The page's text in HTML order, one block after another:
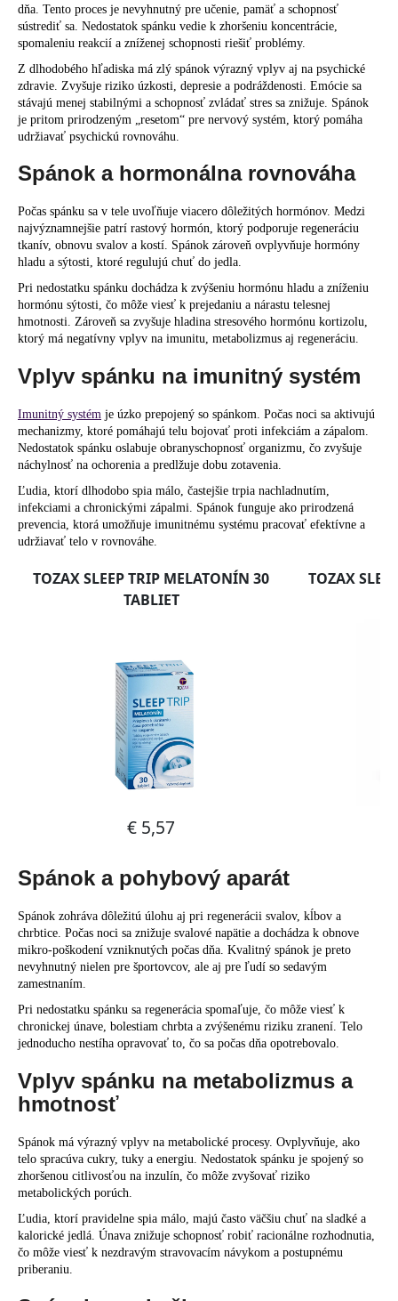
dňa. Tento proces je nevyhnutný pre učenie, pamäť a schopnosť
sústrediť sa. Nedostatok spánku vedie k zhoršeniu koncentrácie,
spomaleniu reakcií a zníženej schopnosti riešiť problémy.
Z dlhodobého hľadiska má zlý spánok výrazný vplyv aj na psychické
zdravie. Zvyšuje riziko úzkosti, depresie a podráždenosti. Emócie sa
stávajú menej stabilnými a schopnosť zvládať stres sa znižuje. Spánok
je pritom prirodzeným „resetom“ pre nervový systém, ktorý pomáha
udržiavať psychickú rovnováhu.
Spánok a hormonálna rovnováha
Počas spánku sa v tele uvoľňuje viacero dôležitých hormónov. Medzi
najvýznamnejšie patrí rastový hormón, ktorý podporuje regeneráciu
tkanív, obnovu svalov a kostí. Spánok zároveň ovplyvňuje hormóny
hladu a sýtosti, ktoré regulujú chuť do jedla.
Pri nedostatku spánku dochádza k zvýšeniu hormónu hladu a zníženiu
hormónu sýtosti, čo môže viesť k prejedaniu a nárastu telesnej
hmotnosti. Zároveň sa zvyšuje hladina stresového hormónu kortizolu,
ktorý má negatívny vplyv na imunitu, metabolizmus aj regeneráciu.
Vplyv spánku na imunitný systém
Imunitný systém je úzko prepojený so spánkom. Počas noci sa aktivujú
mechanizmy, ktoré pomáhajú telu bojovať proti infekciám a zápalom.
Nedostatok spánku oslabuje obranyschopnosť organizmu, čo zvyšuje
náchylnosť na ochorenia a predlžuje dobu zotavenia.
Ľudia, ktorí dlhodobo spia málo, častejšie trpia nachladnutím,
infekciami a chronickými zápalmi. Spánok funguje ako prirodzená
prevencia, ktorá umožňuje imunitnému systému pracovať efektívne a
udržiavať telo v rovnováhe.
Spánok a pohybový aparát
Spánok zohráva dôležitú úlohu aj pri regenerácii svalov, kĺbov a
chrbtice. Počas noci sa znižuje svalové napätie a dochádza k obnove
mikro-poškodení vzniknutých počas dňa. Kvalitný spánok je preto
nevyhnutný nielen pre športovcov, ale aj pre ľudí so sedavým
zamestnaním.
Pri nedostatku spánku sa regenerácia spomaľuje, čo môže viesť k
chronickej únave, bolestiam chrbta a zvýšenému riziku zranení. Telo
jednoducho nestíha opravovať to, čo sa počas dňa opotrebovalo.
Vplyv spánku na metabolizmus a
hmotnosť
Spánok má výrazný vplyv na metabolické procesy. Ovplyvňuje, ako
telo spracúva cukry, tuky a energiu. Nedostatok spánku je spojený so
zhoršenou citlivosťou na inzulín, čo môže zvyšovať riziko
metabolických porúch.
Ľudia, ktorí pravidelne spia málo, majú často väčšiu chuť na sladké a
kalorické jedlá. Únava znižuje schopnosť robiť racionálne rozhodnutia,
čo môže viesť k nezdravým stravovacím návykom a postupnému
priberaniu.